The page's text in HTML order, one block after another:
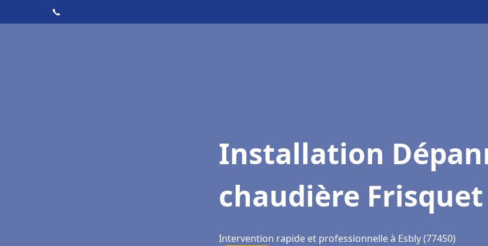
📞
Installation
chaudière Frisquet
Intervention rapide et professionnelle à Esbly (77450)